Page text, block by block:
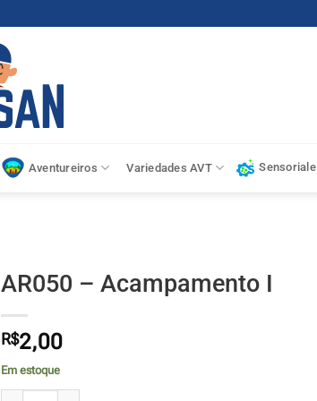
Aventureiros Variedades AVT Sensoriale
AR050 – Acampamento I
R$2,00
Em estoque